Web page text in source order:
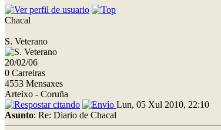
Chacal
S. Veterano
20/02/06
0 Carreiras
4553 Mensaxes
Arteixo - Coruña
Lun, 05 Xul 2010, 22:10
Asunto: Re: Diario de Chacal